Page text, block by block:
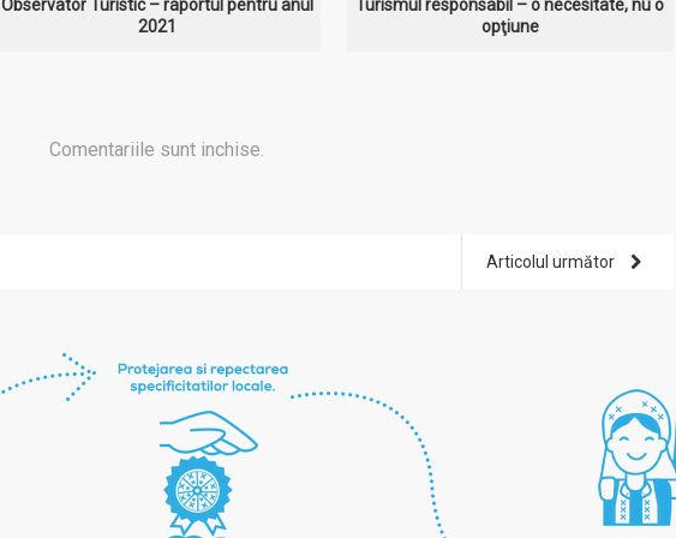
Observator Turistic – raportul pentru anul
2021
Turismul responsabil – o necesitate, nu o
opţiune
Comentariile sunt inchise.
Articolul următor